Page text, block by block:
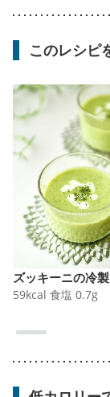
このレシピ
ズッキーニの冷
59kcal 食塩 0.7g